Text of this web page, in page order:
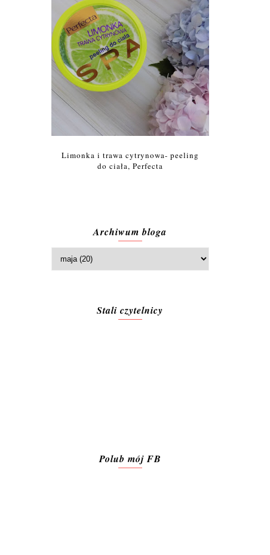
Limonka i trawa cytrynowa- peeling
do ciała, Perfecta
Archiwum bloga
Stali czytelnicy
Polub mój FB